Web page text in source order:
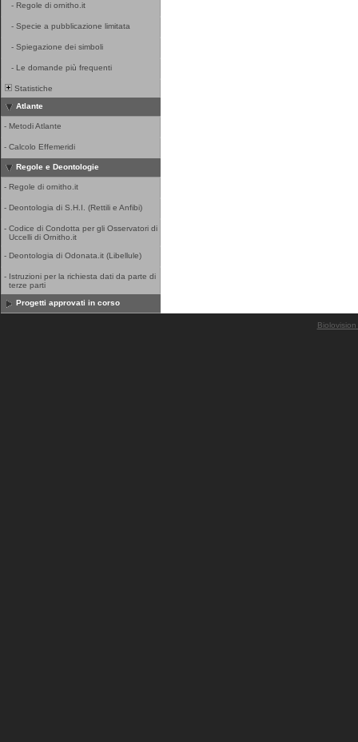
- Regole di ornitho.it
- Specie a pubblicazione limitata
- Spiegazione dei simboli
- Le domande più frequenti
Statistiche
Atlante
- Metodi Atlante
- Calcolo Effemeridi
Regole e Deontologie
- Regole di ornitho.it
- Deontologia di S.H.I. (Rettili e Anfibi)
- Codice di Condotta per gli Osservatori di
Uccelli di Ornitho.it
- Deontologia di Odonata.it (Libellule)
- Istruzioni per la richiesta dati da parte di
terze parti
Progetti approvati in corso
Biolovision